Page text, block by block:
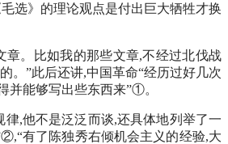
选》的理论观点是付出巨大牺牲才换
章。比如我的那些文章,不经过北伐战
。”此后还讲,中国革命“经历过好几次
并能够写出些东西来”①。
,他不是泛泛而谈,还具体地列举了一
有了陈独秀右倾机会主义的经验,大